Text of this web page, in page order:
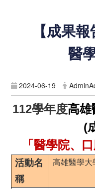
【成果
醫
2024-06-19
112學年度高雄
(
「 醫學院、口
活動名
稱
高雄醫學大